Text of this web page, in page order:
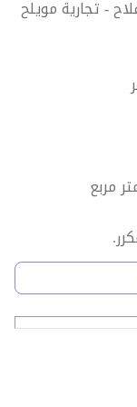
- تجارية مويلح